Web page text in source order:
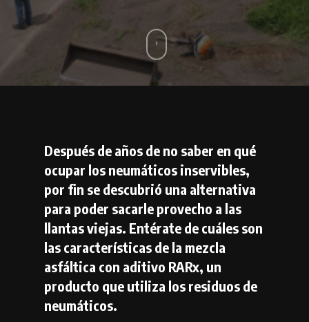
Después de años de no saber en qué
ocupar los neumáticos inservibles,
por fin se descubrió una alternativa
para poder sacarle provecho a las
llantas viejas. Entérate de cuáles son
las características de la mezcla
asfáltica con aditivo RARx, un
producto que utiliza los residuos de
neumáticos.